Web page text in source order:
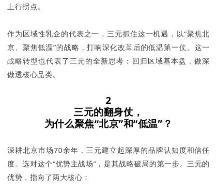
上行拐点。
作为区域性乳企的代表之一，三元抓住这一机遇，以“聚焦北
京、聚焦低温”的战略，打响深化改革后的低温第一仗。这一
战略转型也代表了三元的全新思考：回归区域基本盘，做深
做透核心品类。
2
三元的翻身仗，
为什么聚焦“北京”和“低温”？
深耕北京市场70余年，三元建立起深厚的品牌认知度和信任
度。选对这个“优势主战场”，是其战略破局的第一步。三元的
优势，指向了两大核心：